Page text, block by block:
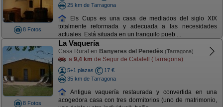
8 Fotos
25 km de Tarragona
Els Cups es una casa de mediados del siglo XIX
totalmente reformada y adecuada a las necesidades
actuales. Está situada en un tranquilo pueb ...
8 Fotos
La Vaquería
Casa Rural en Banyeres del Penedès (Tarragona)
a 9,4 km de Segur de Calafell (Tarragona)
5+1 plazas
17 €
35 km de Tarragona
Antigua vaquería restaurada y convertida en una
acogedora casa con tres dormitorios (uno de matrimonio,